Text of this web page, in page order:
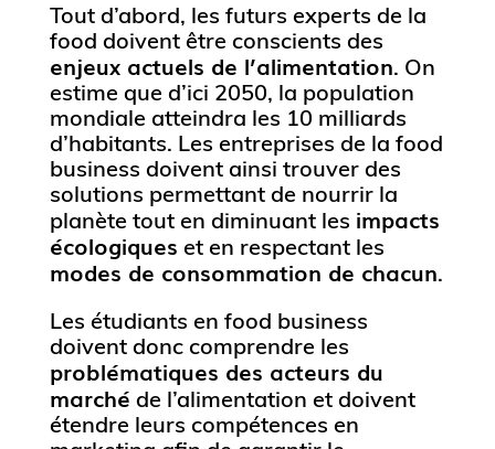
Tout d’abord, les futurs experts de la
food doivent être conscients des
enjeux actuels de l’alimentation. On
estime que d’ici 2050, la population
mondiale atteindra les 10 milliards
d’habitants. Les entreprises de la food
business doivent ainsi trouver des
solutions permettant de nourrir la
planète tout en diminuant les impacts
écologiques et en respectant les
modes de consommation de chacun.
Les étudiants en food business
doivent donc comprendre les
problématiques des acteurs du
marché de l’alimentation et doivent
étendre leurs compétences en